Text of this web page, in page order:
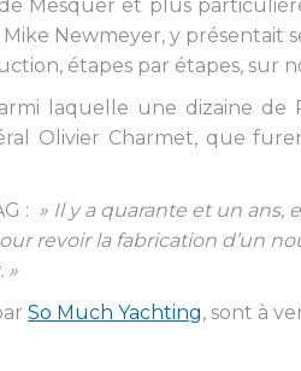
Mesquer et plus
Newmeyer, y présentait
étapes par étapes, sur
laquelle une dizaine de
Olivier Charmet, que
: » Il y a quarante et un ans,
revoir la fabrication d’un
»
So Much Yachting, sont à